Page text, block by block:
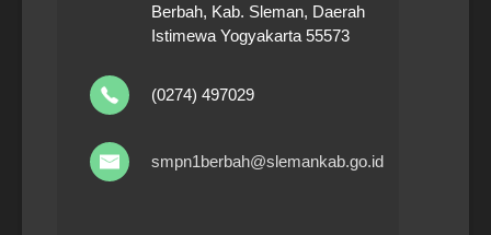
Berbah, Kab. Sleman, Daerah
Istimewa Yogyakarta 55573
(0274) 497029
smpn1berbah@slemankab.go.id